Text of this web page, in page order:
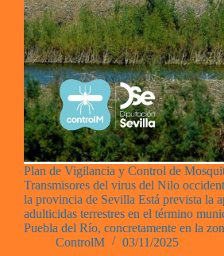
Plan de Vigilancia y Control de
Transmisores del virus del Nilo
la provincia de Sevilla Está prevista la
adulticidas terrestres en el término
Puebla del Río, concretamente en la
ControlM
03/11/2025